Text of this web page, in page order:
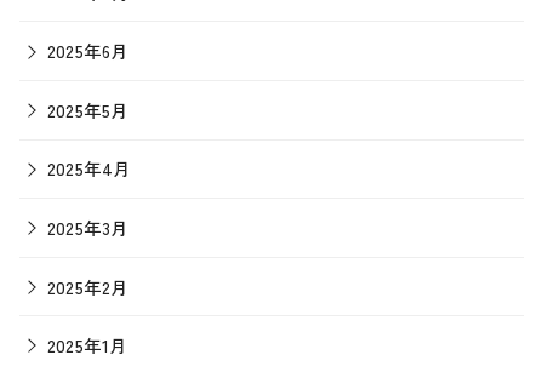
2025年6月
2025年5月
2025年4月
2025年3月
2025年2月
2025年1月